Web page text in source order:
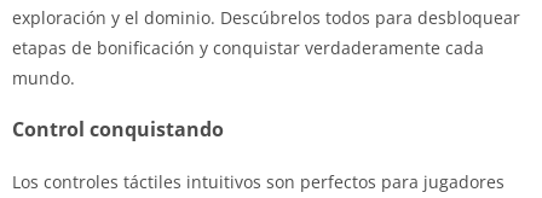
exploración y el dominio. Descúbrelos todos para desbloquear
etapas de bonificación y conquistar verdaderamente cada
mundo.
Control conquistando
Los controles táctiles intuitivos son perfectos para jugadores